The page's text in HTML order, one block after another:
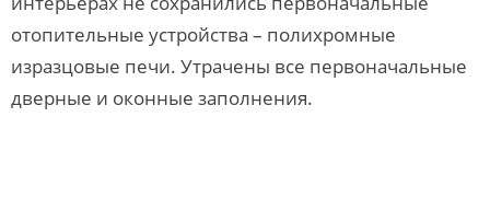
отопительные устройства – полихромные
изразцовые печи. Утрачены все первоначальные
дверные и оконные заполнения.